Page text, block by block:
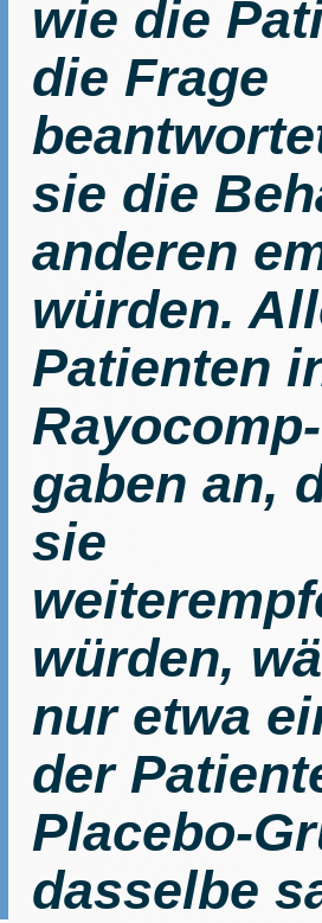
wie die
die Frage
sie die
anderen
würden.
Patienten
gaben an,
sie
würden,
nur etwa
der
Placebo-
dasselbe